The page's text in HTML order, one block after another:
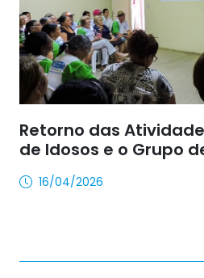
Retorno das
de Idosos e o Grupo
16/04/2026